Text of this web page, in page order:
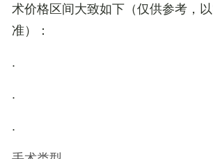
术价格区间大致如下（仅供参考，
准）：
.
.
.